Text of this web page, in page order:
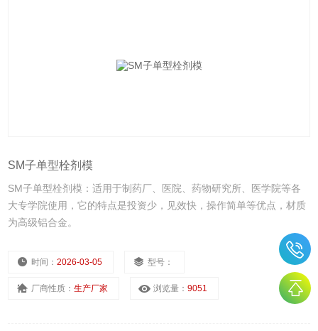
SM子单型栓剂模
SM子单型栓剂模：适用于制药厂、医院、药物研究所、医学院等各
大专学院使用，它的特点是投资少，见效快，操作简单等优点，材质
为高级铝合金。
时间：2026-03-05 型号：
厂商性质：生产厂家 浏览量：9051